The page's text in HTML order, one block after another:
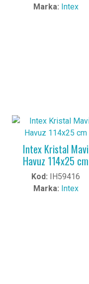
Marka: Intex
Intex Kristal Mavi
Havuz 114x25 cm
Kod: IH59416
Marka: Intex